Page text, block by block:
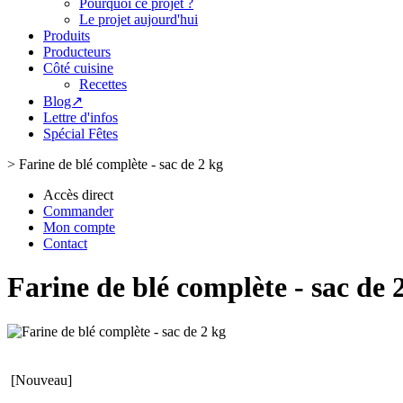
Pourquoi ce projet ?
Le projet aujourd'hui
Produits
Producteurs
Côté cuisine
Recettes
Blog↗
Lettre d'infos
Spécial Fêtes
> Farine de blé complète - sac de 2 kg
Accès direct
Commander
Mon compte
Contact
Farine de blé complète - sac de
[Nouveau]